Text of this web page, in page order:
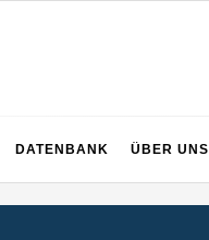
DATENBANK ÜBER UNS